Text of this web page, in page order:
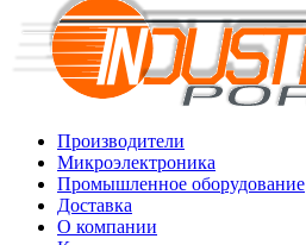
Производители
Микроэлектроника
Промышленное оборудование
Доставка
О компании